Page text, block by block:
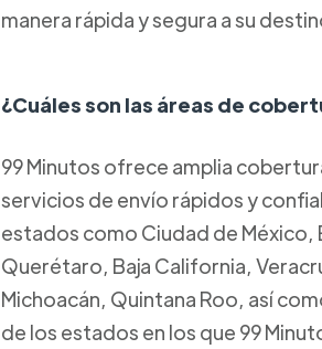
manera rápida y segura a su
¿Cuáles son las áreas de
99 Minutos ofrece amplia
servicios de envío rápidos y
estados como Ciudad de México,
Querétaro, Baja California,
Michoacán, Quintana Roo, así
de los estados en los que 99